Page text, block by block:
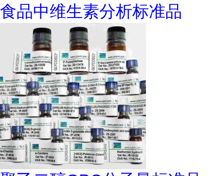
食品中维生素分析标准品